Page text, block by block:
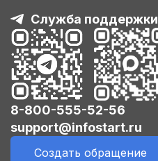
Служба поддержки
8-800-555-52-56
support@infostart.ru
Создать обращение